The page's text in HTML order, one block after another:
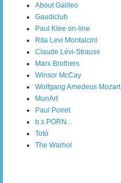
About Galileo
Gaudiclub
Paul Klee on-line
Rita Levi Montalcini
Claude Lévi-Strauss
Marx Brothers
Winsor McCay
Wolfgang Amedeus Mozart
MunArt
Paul Poiret
b.s.PORN...
Totò
The Warhol